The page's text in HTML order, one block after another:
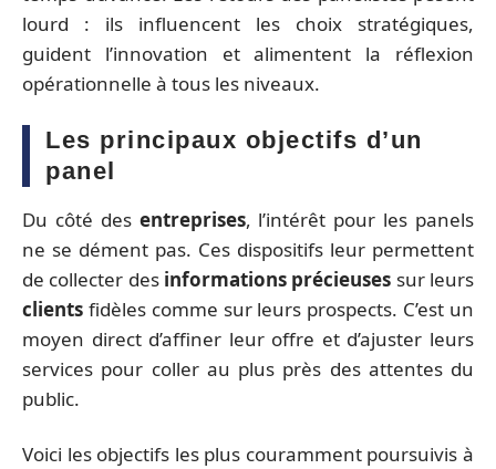
lourd : ils influencent les choix stratégiques,
guident l’innovation et alimentent la réflexion
opérationnelle à tous les niveaux.
Les principaux objectifs d’un
panel
Du côté des entreprises, l’intérêt pour les panels
ne se dément pas. Ces dispositifs leur permettent
de collecter des informations précieuses sur leurs
clients fidèles comme sur leurs prospects. C’est un
moyen direct d’affiner leur offre et d’ajuster leurs
services pour coller au plus près des attentes du
public.
Voici les objectifs les plus couramment poursuivis à